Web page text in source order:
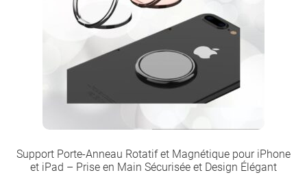
Support Porte-Anneau Rotatif et Magnétique pour iPhone
et iPad – Prise en Main Sécurisée et Design Élégant